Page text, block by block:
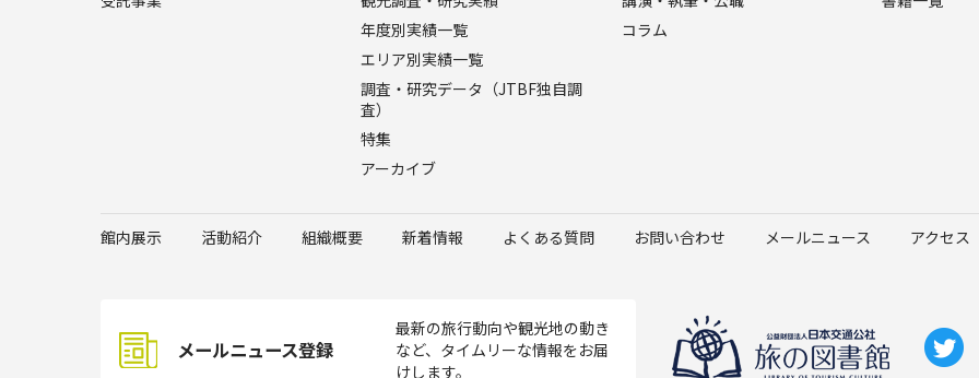
年度別実績一覧
エリア別実績一覧
調査・研究データ（JTBF独自調
査）
特集
アーカイブ
コラム
館内展示 活動紹介 組織概要 新着情報 よくある質問 お問い合わせ メールニュース アクセス
メールニュース登録
最新の旅行動向や観光地の動き
など、タイムリーな情報をお届
けします。